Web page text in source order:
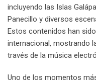
incluyendo las Islas
Panecillo y diversos
Estos contenidos han
internacional, mostrando
través de la música
Uno de los momentos